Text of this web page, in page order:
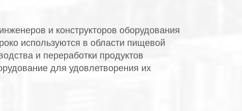
и конструкторов оборудования
используются в области пищевой
и переработки продуктов
для удовлетворения их